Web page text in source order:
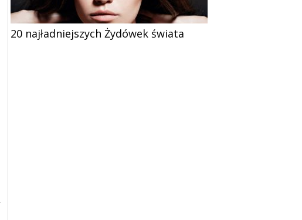
20 najładniejszych Żydówek świata